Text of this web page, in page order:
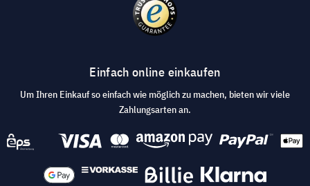
Einfach online einkaufen
Um Ihren Einkauf so einfach wie möglich zu machen, bieten wir viele
Zahlungsarten an.